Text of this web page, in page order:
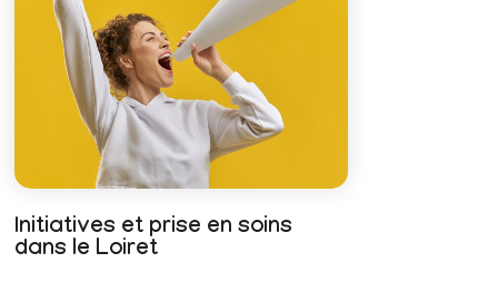
Initiatives et prise en soins
dans le Loiret